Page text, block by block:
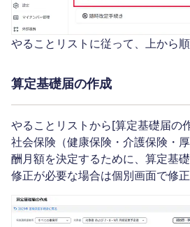
やることリストに従って、上から順
算定基礎届の作成
やることリストから[算定基礎届の
社会保険（健康保険・介護保険・
酬月額を決定するために、算定基礎
修正が必要な場合は個別画面で修正